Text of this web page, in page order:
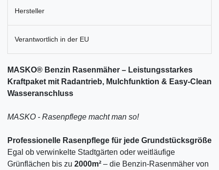
Hersteller
Verantwortlich in der EU
MASKO® Benzin Rasenmäher – Leistungsstarkes
Kraftpaket mit Radantrieb, Mulchfunktion & Easy-Clean
Wasseranschluss
MASKO - Rasenpflege macht man so!
Professionelle Rasenpflege für jede Grundstücksgröße
Egal ob verwinkelte Stadtgärten oder weitläufige
Grünflächen bis zu 2000m² – die Benzin-Rasenmäher von